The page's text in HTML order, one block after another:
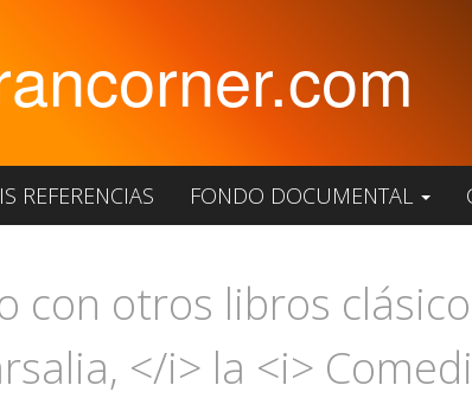
REFERENCIAS FONDO DOCUMENTAL
con otros libros
</i> la <i>